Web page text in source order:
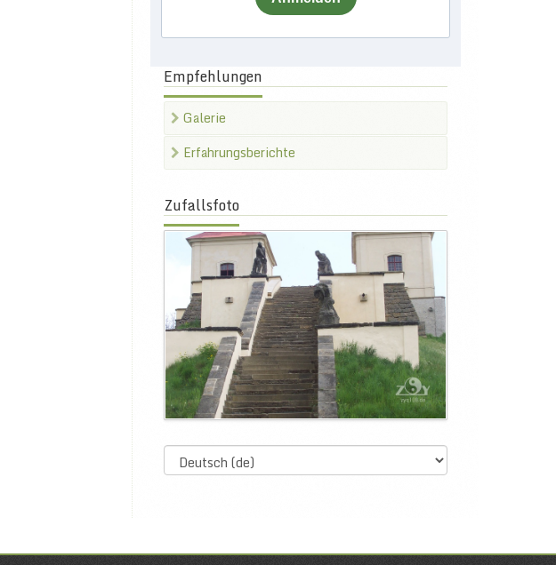
Empfehlungen
Galerie
Erfahrungsberichte
Zufallsfoto
Select
language